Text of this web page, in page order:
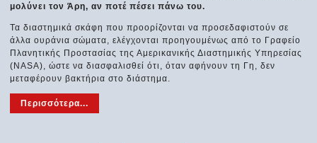
μολύνει τον Άρη, αν ποτέ πέσει πάνω του.
Τα διαστημικά σκάφη που προορίζονται να προσεδαφιστούν σε
άλλα ουράνια σώματα, ελέγχονται προηγουμένως από το Γραφείο
Πλανητικής Προστασίας της Αμερικανικής Διαστημικής Υπηρεσίας
(NASA), ώστε να διασφαλισθεί ότι, όταν αφήνουν τη Γη, δεν
μεταφέρουν βακτήρια στο διάστημα.
Περισσότερα...